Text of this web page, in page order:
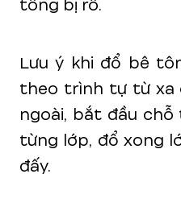
tông bị rỗ.
Lưu ý khi đổ bê
theo trình tự từ xa
ngoài, bắt đầu
từng lớp, đổ xong
đấy.